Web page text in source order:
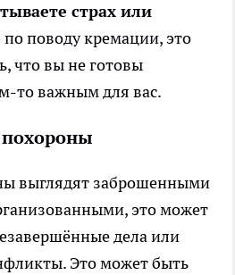
страх или
по поводу кремации, это
что вы не готовы
то важным для вас.
выглядят заброшенными
это может
дела или
Это может быть